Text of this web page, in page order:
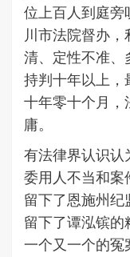
位上百人到庭旁
川市法院督办
清、定性不准、
持判十年以上，
十年零十个月，
庸。
有法律界认识认
委用人不当和案
留下了恩施州纪
留下了谭泓镔的
一个又一个的冤